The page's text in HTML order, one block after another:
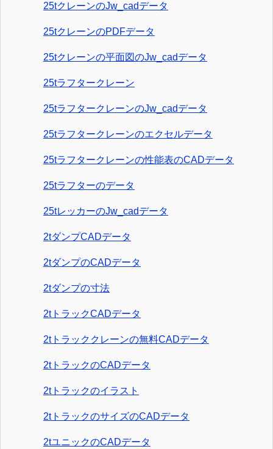
25tクレーンのJw_cadデータ
25tクレーンのPDFデータ
25tクレーンの平面図のJw_cadデータ
25tラフタークレーン
25tラフタークレーンのJw_cadデータ
25tラフタークレーンのエクセルデータ
25tラフタークレーンの性能表のCADデータ
25tラフターのデータ
25tレッカーのJw_cadデータ
2tダンプCADデータ
2tダンプのCADデータ
2tダンプの寸法
2tトラックCADデータ
2tトラッククレーンの無料CADデータ
2tトラックのCADデータ
2tトラックのイラスト
2tトラックのサイズのCADデータ
2tユニックのCADデータ